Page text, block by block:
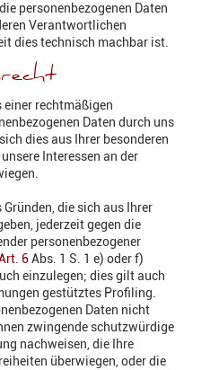
personenbezogenen Daten
Verantwortlichen
dies technisch machbar ist.
einer rechtmäßigen
Daten durch uns
dies aus Ihrer besonderen
Interessen an der
die sich aus Ihrer
jederzeit gegen die
personenbezogener
6Abs. 1 S. 1 e) oder f)
einzulegen; dies gilt auch
gestütztes Profiling.
Daten nicht
zwingende schutzwürdige
nachweisen, die Ihre
überwiegen, oder die